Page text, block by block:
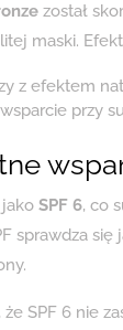
został
maski.
z efektem
przy
SPF 6, co
sprawdza
SPF 6 nie